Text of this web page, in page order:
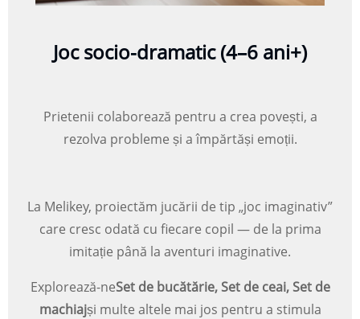
Joc socio-dramatic (4–6 ani+)
Prietenii colaborează pentru a crea povești, a
rezolva probleme și a împărtăși emoții.
La Melikey, proiectăm jucării de tip „joc imaginativ”
care cresc odată cu fiecare copil — de la prima
imitație până la aventuri imaginative.
Explorează-neSet de bucătărie, Set de ceai, Set de
machiajși multe altele mai jos pentru a stimula